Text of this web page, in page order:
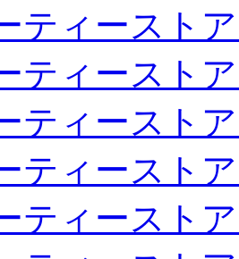
ティースト
ティースト
ティースト
ティースト
ティースト